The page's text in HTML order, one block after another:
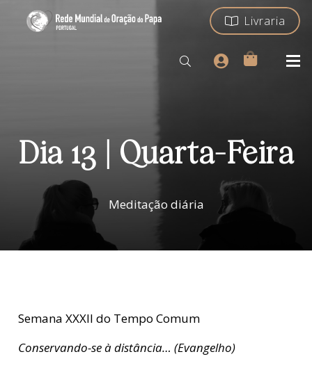
Livraria
Dia 13 | Quarta-Feira
Meditação diária
Semana XXXII do Tempo Comum
Conservando-se à distância… (Evangelho)